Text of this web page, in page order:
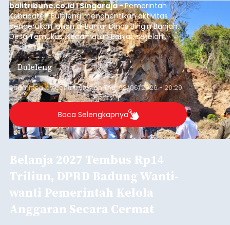
balitribune.co.id I Singaraja -Pemerintah
Kabupaten Buleleng menghentikan aktivitas
pengerukan lahan di Banjar Dinas Bingin Banjah,
Desa Temukus, Kecamatan Banjar, setelah
ditemukan indikasi kegiatan pengambilan
material yang tidak sesuai dengan peruntukan
kawasan.
Buleleng
Submitted bycontributoronThu, 08/06/2026 - 20:29
Baca Selengkapnya
Belanja 2027 Tembus Rp14
Triliun, DPRD Badung Wanti-
wanti Pemerintah Kelola
Anggaran Secara Cermat